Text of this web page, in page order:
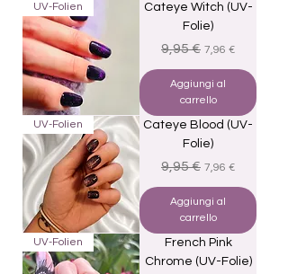
UV-Folien
Cateye Witch (UV-
Folie)
Prezzo regolare
9,95 € Prezzo scontato
7,96 €
Aggiungi al
carrello
UV-Folien
Cateye Blood (UV-
Folie)
Prezzo regolare
9,95 € Prezzo scontato
7,96 €
Aggiungi al
carrello
UV-Folien
French Pink
Chrome (UV-Folie)